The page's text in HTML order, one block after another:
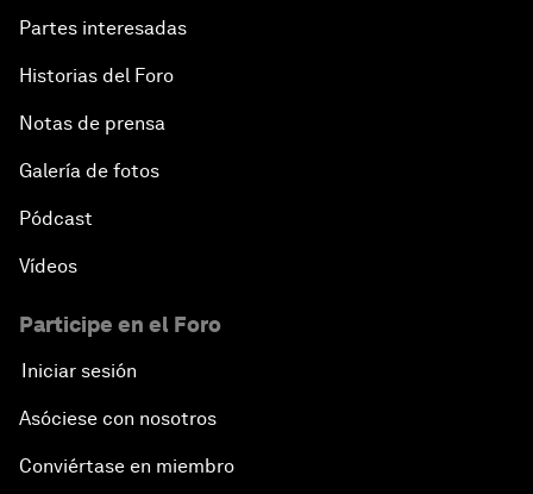
Partes interesadas
Historias del Foro
Notas de prensa
Galería de fotos
Pódcast
Vídeos
Participe en el Foro
Iniciar sesión
Asóciese con nosotros
Conviértase en miembro